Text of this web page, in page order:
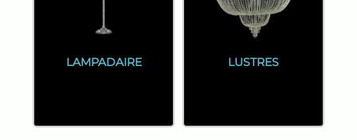
LAMPADAIRE LUSTRES